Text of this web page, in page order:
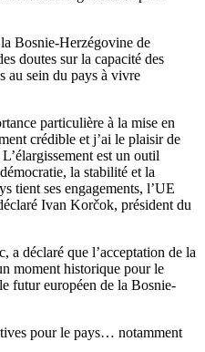
Bosnie-Herzégovine de
doutes sur la capacité des
au sein du pays à vivre
particulière à la mise en
crédible et j’ai le plaisir de
est un outil
la stabilité et la
tient ses engagements, l’UE
Ivan Korčok, président du
déclaré que l’acceptation de la
moment historique pour le
futur européen de la Bosnie-
pour le pays… notamment